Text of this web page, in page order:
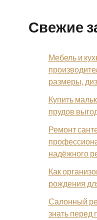
Свежие
Мебель и
размеры,
Купить
прудов
Ремонт
надёжного
Как
рождения
Салонный
знать перед